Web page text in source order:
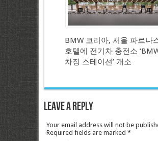
BMW 코리아, 서울 파르나
호텔에 전기차 충전소
차징 스테이션’ 개소
Leave a Reply
Your email address will not be
Required fields are marked *